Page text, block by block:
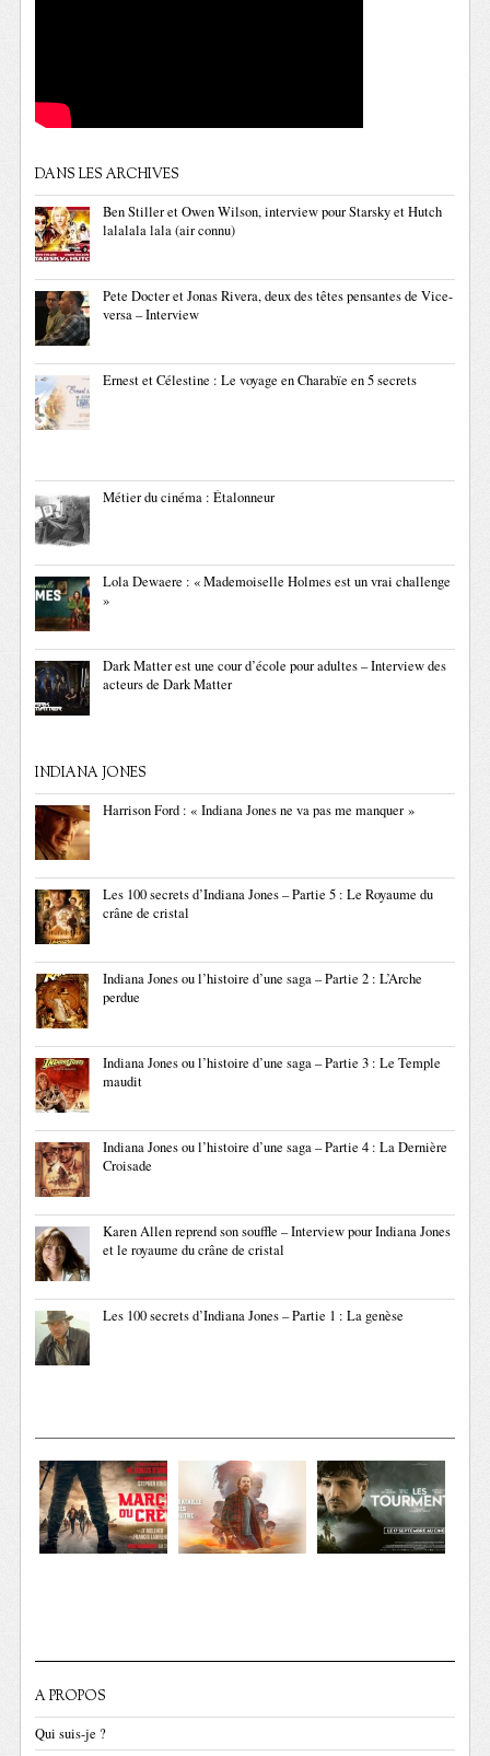
DANS LES ARCHIVES
Ben Stiller et Owen Wilson, interview pour Starsky et Hutch
lalalala lala (air connu)
Pete Docter et Jonas Rivera, deux des têtes pensantes de Vice-
versa – Interview
Ernest et Célestine : Le voyage en Charabïe en 5 secrets
Métier du cinéma : Étalonneur
Lola Dewaere : « Mademoiselle Holmes est un vrai challenge
»
Dark Matter est une cour d’école pour adultes – Interview des
acteurs de Dark Matter
INDIANA JONES
Harrison Ford : « Indiana Jones ne va pas me manquer »
Les 100 secrets d’Indiana Jones – Partie 5 : Le Royaume du
crâne de cristal
Indiana Jones ou l’histoire d’une saga – Partie 2 : L’Arche
perdue
Indiana Jones ou l’histoire d’une saga – Partie 3 : Le Temple
maudit
Indiana Jones ou l’histoire d’une saga – Partie 4 : La Dernière
Croisade
Karen Allen reprend son souffle – Interview pour Indiana Jones
et le royaume du crâne de cristal
Les 100 secrets d’Indiana Jones – Partie 1 : La genèse
A PROPOS
Qui suis-je ?